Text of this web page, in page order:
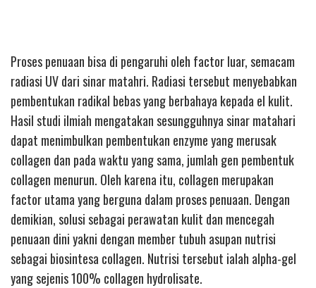
Proses penuaan bisa di pengaruhi oleh factor luar, semacam
radiasi UV dari sinar matahri. Radiasi tersebut menyebabkan
pembentukan radikal bebas yang berbahaya kepada el kulit.
Hasil studi ilmiah mengatakan sesungguhnya sinar matahari
dapat menimbulkan pembentukan enzyme yang merusak
collagen dan pada waktu yang sama, jumlah gen pembentuk
collagen menurun. Oleh karena itu, collagen merupakan
factor utama yang berguna dalam proses penuaan. Dengan
demikian, solusi sebagai perawatan kulit dan mencegah
penuaan dini yakni dengan member tubuh asupan nutrisi
sebagai biosintesa collagen. Nutrisi tersebut ialah alpha-gel
yang sejenis 100% collagen hydrolisate.